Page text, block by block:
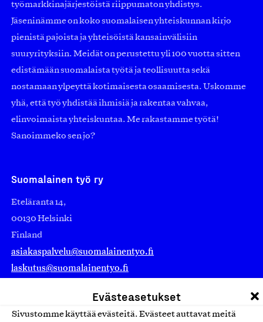
Evästeasetukset
Sivustomme käyttää evästeitä. Evästeet auttavat meitä
työmarkkinajärjestöistä riippumaton yhdistys.
Jäseninämme on koko suomalaisen yhteiskunnan kirjo
pienistä pajoista ja yhteisöistä kansainvälisiin
suuryrityksiin. Meidät on perustettu yli 100 vuotta sitten
edistämään suomalaista työtä ja teollisuutta sekä
nostamaan ylpeyttä kotimaisesta osaamisesta. Uskomme
yhä, että työ yhdistää ihmisiä ja rakentaa vahvaa,
elinvoimaista yhteiskuntaa. Me rakastamme työtä!
Sanoimmeko sen jo?
Suomalainen työ ry
Eteläranta 14,
00130 Helsinki
Finland
asiakaspalvelu@suomalainentyo.fi
laskutus@suomalainentyo.fi